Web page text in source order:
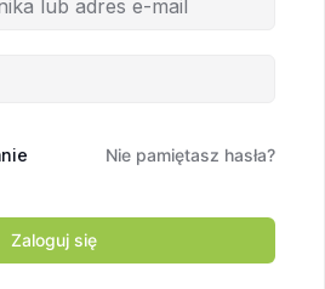
Nie pamiętasz hasła?
Zaloguj się